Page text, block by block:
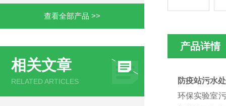
查看全部产品 >>
相关文章
RELATED ARTICLES
产品详情
防疫站污水
环保实验室